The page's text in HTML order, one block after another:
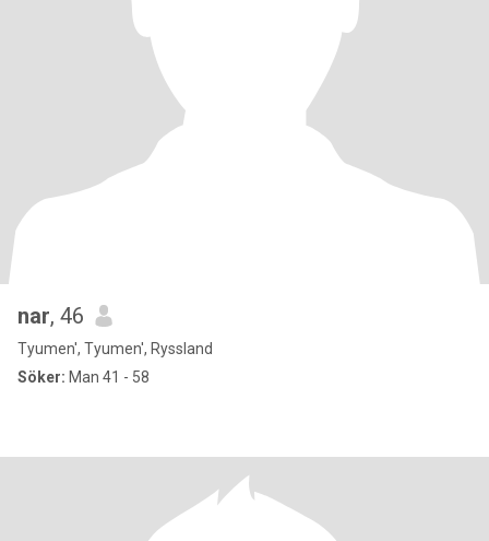
nar, 46
Tyumen', Tyumen', Ryssland
Söker: Man 41 - 58